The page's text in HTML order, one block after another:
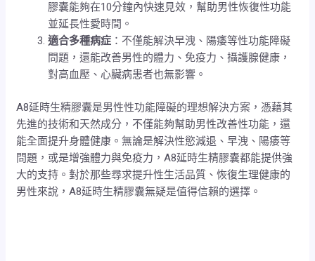
膠囊能夠在10分鐘內快速見效，幫助男性恢復性功能
並延長性愛時間。
適合多種病症 ：不僅能解決早洩、陽痿等性功能障礙
問題，還能改善男性的體力、免疫力、攝護腺健康，
對高血壓、心臟病患者也無影響。
A8延時生精膠囊是男性性功能障礙的理想解決方案，憑藉其
先進的技術和天然成分，不僅能夠幫助男性改善性功能，還
能全面提升身體健康。無論是解決性慾減退、早洩、陽痿等
問題，或是增強體力與免疫力，A8延時生精膠囊都能提供強
大的支持。對於那些尋求提升性生活品質、恢復生理健康的
男性來說，A8延時生精膠囊無疑是值得信賴的選擇。